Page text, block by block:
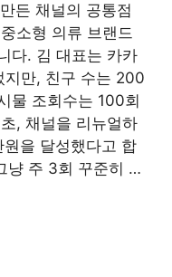
든 채널의 공통점
소형 의류 브랜드
다. 김 대표는 카카
지만, 친구 수는 200
물 조회수는 100회
, 채널을 리뉴얼하
을 달성했다고 합
냥 주 3회 꾸준히 …